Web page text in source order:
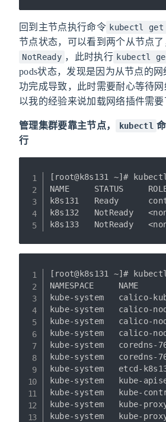
回到主节点执行命令 kubectl get
节点状态，可以看到两个从节点
NotReady ，此时执行 kubectl
pods状态，发现是因为从节点的
功完成导致，此时需要耐心等待网
以我的经验来说加载网络插件需要
管理集群要靠主节点， kubectl
行
[root@k8s131 ~]#
NAME     STATUS
k8s131   Ready
k8s132   NotReady
k8s133   NotReady
[root@k8s131 ~]#
NAMESPACE
kube-system
kube-system
kube-system
kube-system
kube-system
kube-system
kube-system
kube-system
kube-system
kube-system
kube-system